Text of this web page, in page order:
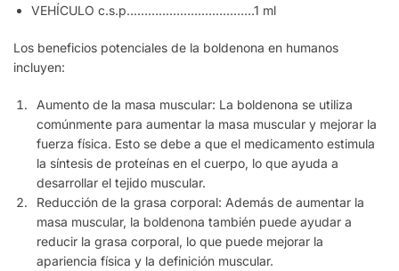
VEHÍCULO c.s.p………………………………1 ml
Los beneficios potenciales de la boldenona en humanos
incluyen:
Aumento de la masa muscular: La boldenona se utiliza
comúnmente para aumentar la masa muscular y mejorar la
fuerza física. Esto se debe a que el medicamento estimula
la síntesis de proteínas en el cuerpo, lo que ayuda a
desarrollar el tejido muscular.
Reducción de la grasa corporal: Además de aumentar la
masa muscular, la boldenona también puede ayudar a
reducir la grasa corporal, lo que puede mejorar la
apariencia física y la definición muscular.